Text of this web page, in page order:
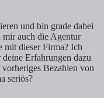
und bin grade dabei
mir auch die Agentur
mit dieser Firma? Ich
Erfahrungen dazu
Bezahlen von
seriös?